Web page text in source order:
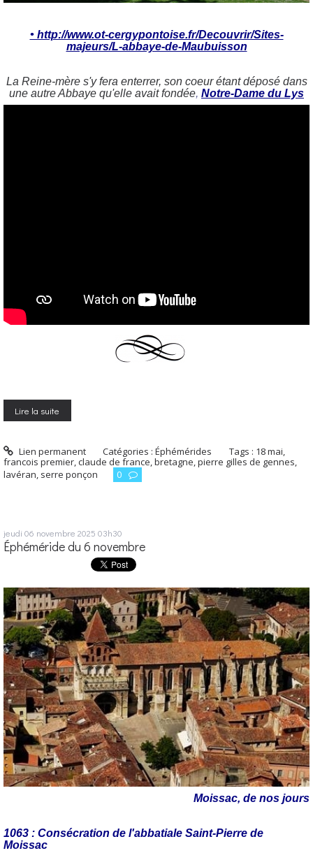
• http://www.ot-cergypontoise.fr/Decouvrir/Sites-
majeurs/L-abbaye-de-Maubuisson
La Reine-mère s'y fera enterrer, son coeur étant déposé dans
une autre Abbaye qu'elle avait fondée, Notre-Dame du Lys
Lire la suite
Lien permanent Catégories :Éphémérides Tags : 18 mai,
francois premier,claude de france,bretagne,pierre gilles de gennes,
lavéran, serre ponçon 0
jeudi 06 novembre 2025 03h30
Éphéméride du 6 novembre
Moissac, de nos jours
1063 : Consécration de l'abbatiale Saint-Pierre de
Moissac